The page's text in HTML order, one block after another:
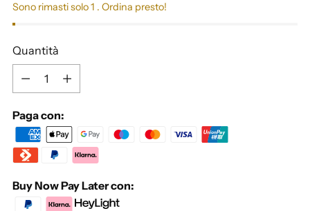
Sono rimasti solo 1 . Ordina presto!
Quantità
Quantità
Paga con:
Buy Now Pay Later con: